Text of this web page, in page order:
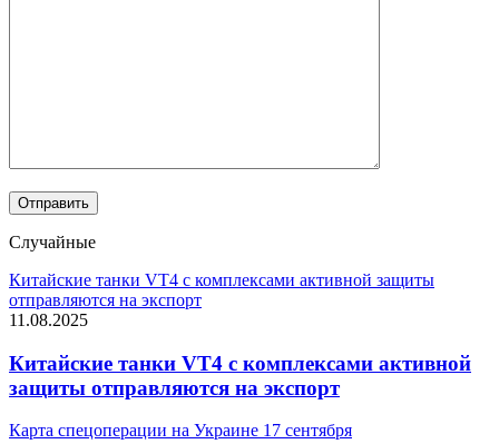
Случайные
Китайские танки VT4 с комплексами активной защиты
отправляются на экспорт
11.08.2025
Китайские танки VT4 с комплексами активной
защиты отправляются на экспорт
Карта спецоперации на Украине 17 сентября